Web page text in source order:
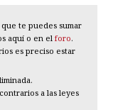
te puedes sumar
aquí o en el foro.
es preciso estar
a las leyes